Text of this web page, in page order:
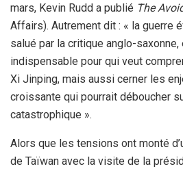
mars, Kevin Rudd a publié The
Affairs). Autrement dit : « la guerre
salué par la critique anglo-saxonne,
indispensable pour qui veut
Xi Jinping, mais aussi cerner les
croissante qui pourrait déboucher
catastrophique ».
Alors que les tensions ont monté
de Taïwan avec la visite de la